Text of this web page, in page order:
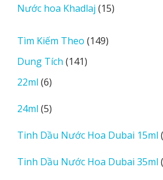
phẩm
Nước hoa Khadlaj 1515
Tìm Kiếm Theo 149149
Dung Tích 141141
22ml 66
phẩm
24ml 55
phẩm
Tinh Dầu Nước Hoa Dubai 15ml
Tinh Dầu Nước Hoa Dubai 35ml